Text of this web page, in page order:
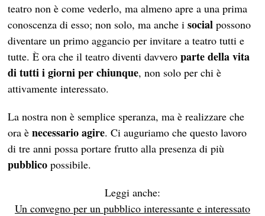
teatro non è come vederlo, ma almeno apre a una prima
conoscenza di esso; non solo, ma anche isocial possono
diventare un primo aggancio per invitare a teatro tutti e
tutte. È ora che il teatro diventi davveroparte della vita
di tutti i giorni per chiunque, non solo per chi è
attivamente interessato.
La nostra non è semplice speranza, ma è realizzare che
ora ènecessario agire. Ci auguriamo che questo lavoro
di tre anni possa portare frutto alla presenza di più
pubblicopossibile.
Leggi anche:
Un convegno per un pubblico interessante e interessato